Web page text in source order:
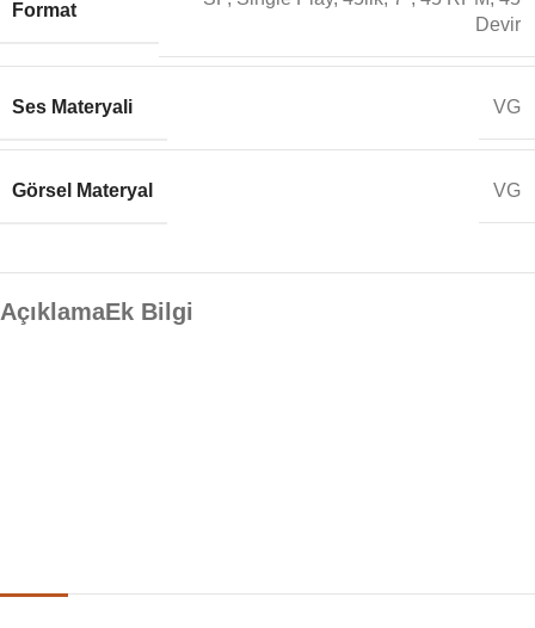
Format
Devir
Ses Materyali VG
Görsel Materyal VG
AçıklamaEk Bilgi